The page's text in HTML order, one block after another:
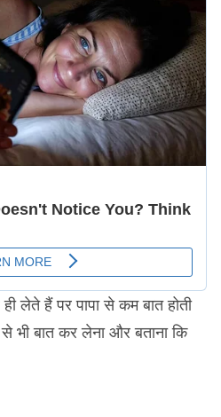
लेते हैं पर पापा से कम बात होती
भी बात कर लेना और बताना कि